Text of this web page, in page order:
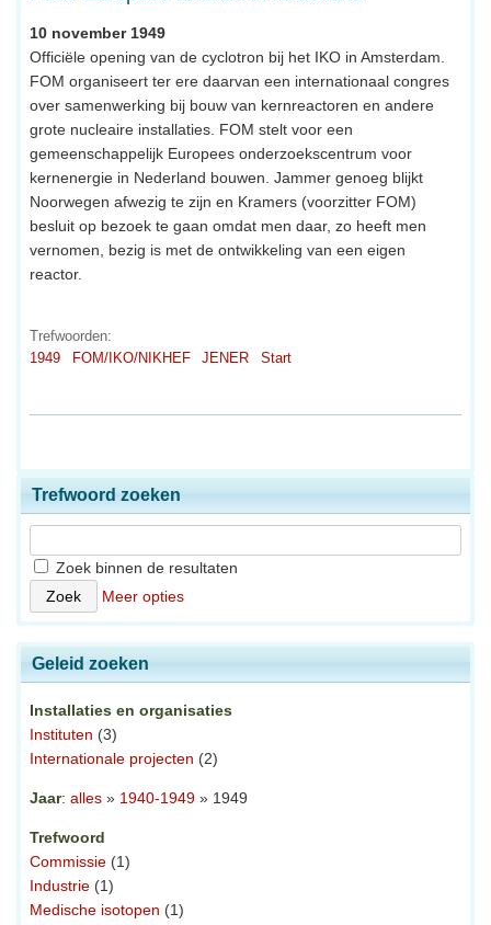
10 november 1949
Officiële opening van de cyclotron bij het IKO in Amsterdam.
FOM organiseert ter ere daarvan een internationaal congres
over samenwerking bij bouw van kernreactoren en andere
grote nucleaire installaties. FOM stelt voor een
gemeenschappelijk Europees onderzoekscentrum voor
kernenergie in Nederland bouwen. Jammer genoeg blijkt
Noorwegen afwezig te zijn en Kramers (voorzitter FOM)
besluit op bezoek te gaan omdat men daar, zo heeft men
vernomen, bezig is met de ontwikkeling van een eigen
reactor.
Trefwoorden:
1949
FOM/IKO/NIKHEF JENER Start
Trefwoord zoeken
Zoek binnen de resultaten
Meer opties
Geleid zoeken
Installaties en organisaties
Instituten (3)
Internationale projecten (2)
Jaar: alles » 1940-1949 » 1949
Trefwoord
Commissie (1)
Industrie (1)
Medische isotopen (1)